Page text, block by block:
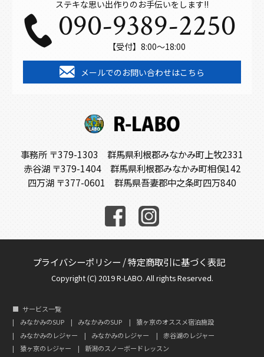
ステキな思い出作りのお手伝いをします!!
090-9389-2250
【受付】8:00～18:00
メールでのお問い合わせはこちら
事務所 〒379-1303 群馬県利根郡みなかみ町上牧2331
赤谷湖 〒379-1404 群馬県利根郡みなかみ町相俣142
四万湖 〒377-0601 群馬県吾妻郡中之条町四万840
プライバシーポリシー /特定商取引に基づく表記
Copyright (C) 2019 R-LABO. All rights Reserved.
サービス一覧
みなかみのSUP
みなかみのSUP
猿ヶ京のオススメ宿泊施設
みなかみのレジャー
みなかみのレジャー
赤谷湖のレジャー
猿ヶ京のレジャー
新潟のスノーボードレッスン